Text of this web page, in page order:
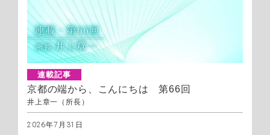
連載記事
京都の端から、こんにちは 第66回
井上章一（所長）
2026年7月31日